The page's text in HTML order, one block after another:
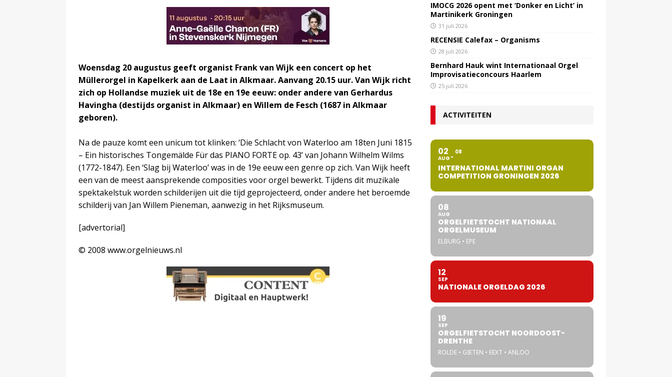
Woensdag 20 augustus geeft organist Frank van Wijk een concert op het
Müllerorgel in Kapelkerk aan de Laat in Alkmaar. Aanvang 20.15 uur. Van Wijk richt
zich op Hollandse muziek uit de 18e en 19e eeuw: onder andere van Gerhardus
Havingha (destijds organist in Alkmaar) en Willem de Fesch (1687 in Alkmaar
geboren).
Na de pauze komt een unicum tot klinken: ‘Die Schlacht von Waterloo am 18ten Juni 1815
– Ein historisches Tongemälde Für das PIANO FORTE op. 43’ van Johann Wilhelm Wilms
(1772-1847). Een ‘Slag bij Waterloo’ was in de 19e eeuw een genre op zich. Van Wijk heeft
een van de meest aansprekende composities voor orgel bewerkt. Tijdens dit muzikale
spektakelstuk worden schilderijen uit die tijd geprojecteerd, onder andere het beroemde
schilderij van Jan Willem Pieneman, aanwezig in het Rijksmuseum.
[advertorial]
© 2008 www.orgelnieuws.nl
IMOCG 2026 opent met ‘Donker en Licht’ in
Martinikerk Groningen
31 juli 2026
RECENSIE Calefax – Organisms
28 juli 2026
Bernhard Hauk wint Internationaal Orgel
Improvisatieconcours Haarlem
25 juli 2026
ACTIVITEITEN
02
AUG
08
INTERNATIONAL MARTINI ORGAN
COMPETITION GRONINGEN 2026
08
AUG
ORGELFIETSTOCHT NATIONAAL
ORGELMUSEUM
ELBURG • EPE
12
SEP
NATIONALE ORGELDAG 2026
19
SEP
ORGELFIETSTOCHT NOORDOOST-
DRENTHE
ROLDE • GIETEN • EEXT • ANLOO